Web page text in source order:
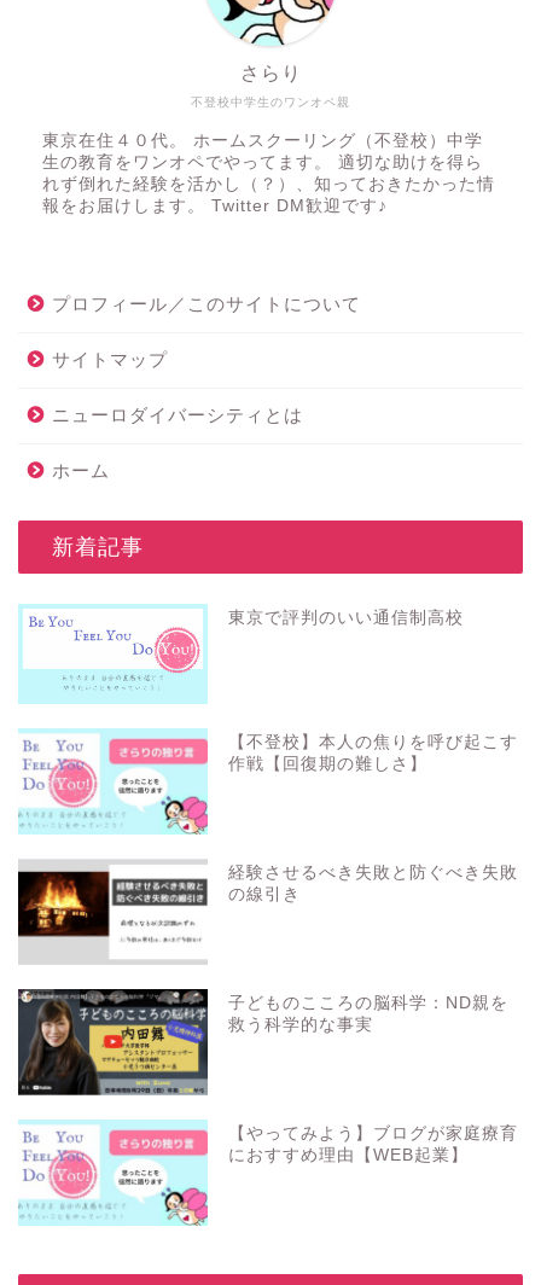
不登校中学生のワンオペ親
さらり
東京在住４０代。 ホームスクーリング（不登校）中学
生の教育をワンオペでやってます。 適切な助けを得ら
れず倒れた経験を活かし（？）、知っておきたかった情
報をお届けします。 Twitter DM歓迎です♪
プロフィール／このサイトについて
サイトマップ
ニューロダイバーシティとは
ホーム
_新着記事
東京で評判のいい通信制高校
【不登校】本人の焦りを呼び起こす
作戦【回復期の難しさ】
経験させるべき失敗と防ぐべき失敗
の線引き
子どものこころの脳科学：ND親を
救う科学的な事実
【やってみよう】ブログが家庭療育
におすすめ理由【WEB起業】